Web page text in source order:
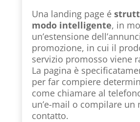
Una landing page é
modo intelligente, in
un’estensione
promozione, in cui il
servizio promosso viene
La pagina è
per far compiere
come chiamare al
un’e-mail o compilare un
contatto.